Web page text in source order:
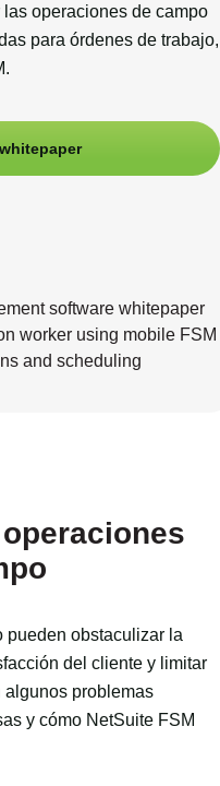
operaciones de campo
para órdenes de trabajo,
pueden obstaculizar la
del cliente y limitar
problemas
y cómo NetSuite FSM